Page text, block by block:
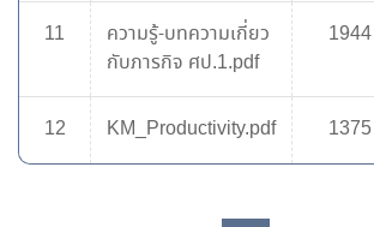
11
ความรู้-บทความเกี่ยว
กับภารกิจ ศป.1.pdf
1944
12 KM_Productivity.pdf 1375